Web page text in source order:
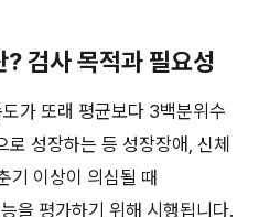
검사 목적과 필요성
가 또래 평균보다 3백분위수
성장하는 등 성장장애, 신체
기 이상이 의심될 때
을 평가하기 위해 시행됩니다.